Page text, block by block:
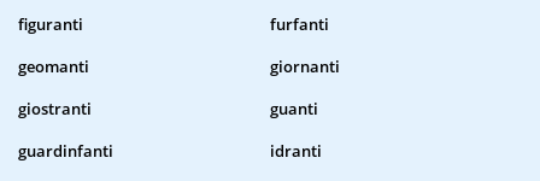
figuranti
furfanti
geomanti
giornanti
giostranti
guanti
guardinfanti
idranti